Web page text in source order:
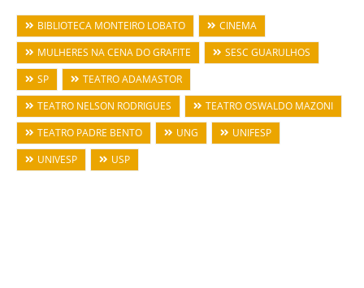
BIBLIOTECA MONTEIRO LOBATO
CINEMA
MULHERES NA CENA DO GRAFITE
SESC GUARULHOS
SP
TEATRO ADAMASTOR
TEATRO NELSON RODRIGUES
TEATRO OSWALDO MAZONI
TEATRO PADRE BENTO
UNG
UNIFESP
UNIVESP
USP